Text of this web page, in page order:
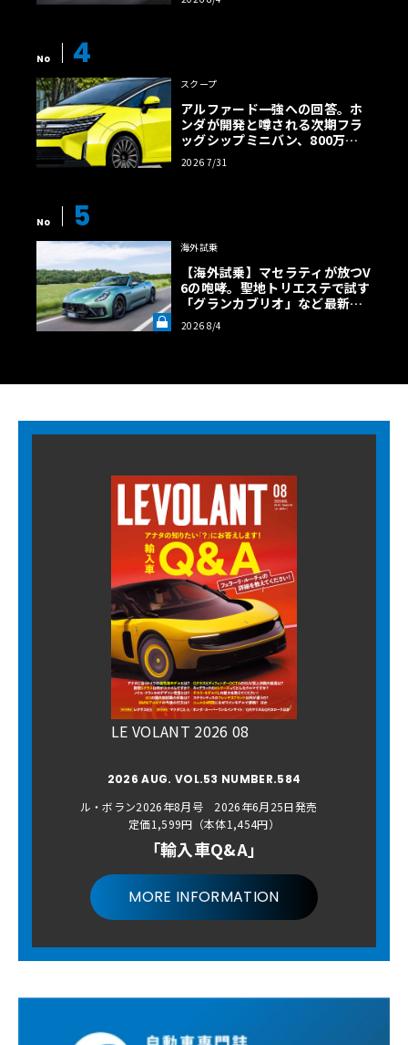
【画像38枚】
No 4
スクープ
アルファード一強への回答。ホ
ンダが開発と噂される次期フラ
ッグシップミニバン、800万円
超の勝算【予想CG】
2026 7/31
No 5
海外試乗
【海外試乗】マセラティが放つV
6の咆哮。聖地トリエステで試す
「グランカブリオ」など最新ト
ロフェオ3台の官能評価《LE VO
LANT LAB》
2026 8/4
LE VOLANT 2026 08
2026 AUG. VOL.53 NUMBER.584
ル・ボラン2026年8月号 2026年6月25日発売
定価1,599円（本体1,454円）
「輸入車Q&A」
MORE INFORMATION